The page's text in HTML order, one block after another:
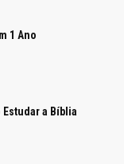
1 Ano
a Bíblia